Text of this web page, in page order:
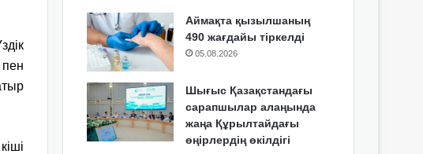
Аймақта қызылшаның
490 жағдайы тіркелді
05.08.2026
Шығыс Қазақстандағы
сарапшылар алаңында
жаңа Құрылтайдағы
өңірлердің өкілдігі